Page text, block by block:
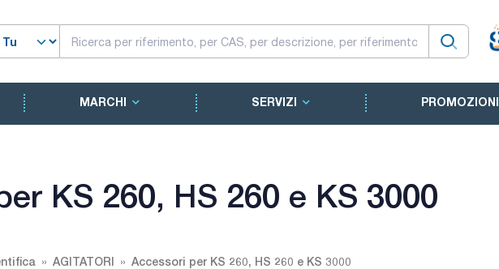
MARCHI SERVIZI PROMOZIONI
KS 260, HS 260 e KS 3000
AGITATORI Accessori per KS 260, HS 260 e KS 3000